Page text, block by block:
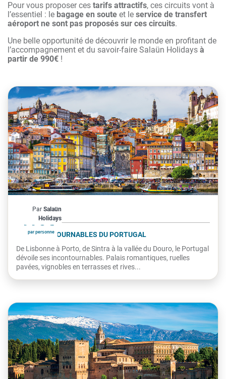
Pour vous proposer ces tarifs attractifs, ces circuits vont à
l’essentiel : le bagage en soute et le service de transfert
aéroport ne sont pas proposés sur ces circuits.
Une belle opportunité de découvrir le monde en profitant de
l’accompagnement et du savoir-faire Salaün Holidays à
partir de 990€ !
À partir de
990€
par personne
Par Salaün
Holidays
Portugal
LES INCONTOURNABLES DU PORTUGAL
De Lisbonne à Porto, de Sintra à la vallée du Douro, le Portugal
dévoile ses incontournables. Palais romantiques, ruelles
pavées, vignobles en terrasses et rives...